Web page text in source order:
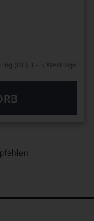
(DE) 3 - 5 Werktage